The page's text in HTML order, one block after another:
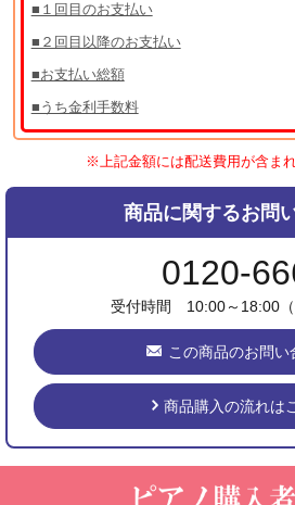
■１回目のお支払い
■２回目以降のお支払い
■お支払い総額
■うち金利手数料
※上記金額には配送費用が含まれ
商品に関するお問
0120-
受付時間 10:00～18:00（
この商品のお問い
商品購入の流れは